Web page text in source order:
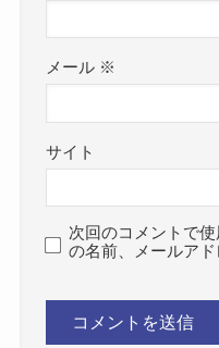
メール ※
サイト
次回のコメントで
の名前、メールアド